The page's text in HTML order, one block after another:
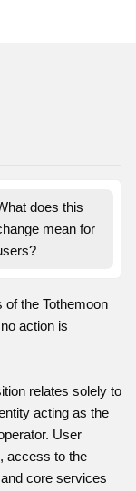
does this
mean for
of the Tothemoon
action is
relates solely to
acting as the
User
access to the
core services